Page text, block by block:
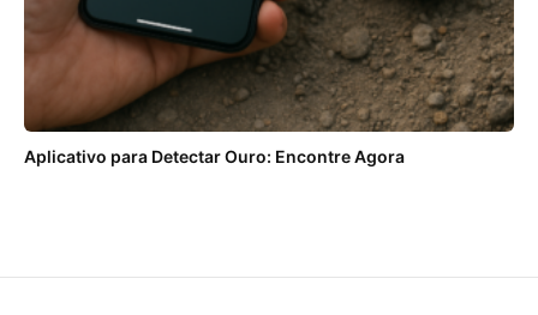
Aplicativo para Detectar Ouro: Encontre Agora